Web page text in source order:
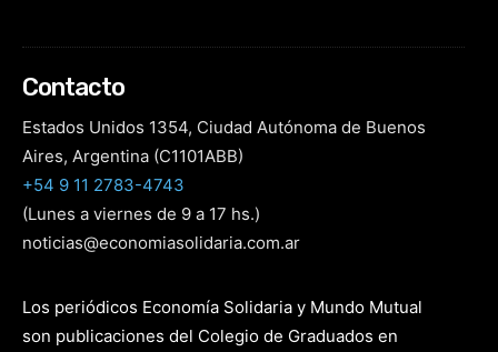
Contacto
Estados Unidos 1354, Ciudad Autónoma de Buenos
Aires, Argentina (C1101ABB)
+54 9 11 2783-4743
(Lunes a viernes de 9 a 17 hs.)
noticias@economiasolidaria.com.ar
Los periódicos Economía Solidaria y Mundo Mutual
son publicaciones del Colegio de Graduados en